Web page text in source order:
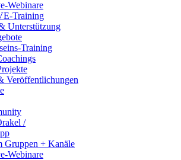
Webinare
Training
Unterstützung
Training
Veröffentlichungen
/
Gruppen + Kanäle
Webinare